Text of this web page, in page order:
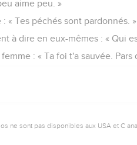
aime peu. »
« Tes péchés sont pardonnés. »
à dire en eux-mêmes : « Qui
: « Ta foi t'a sauvée. Pars
ne sont pas disponibles aux USA et C